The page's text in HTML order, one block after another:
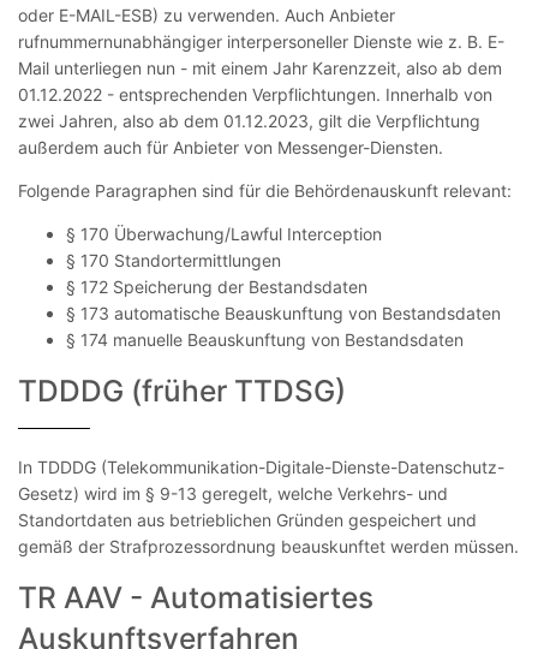
oder E-MAIL-ESB) zu verwenden. Auch Anbieter
rufnummernunabhängiger interpersoneller Dienste wie z. B. E-
Mail unterliegen nun - mit einem Jahr Karenzzeit, also ab dem
01.12.2022 - entsprechenden Verpflichtungen. Innerhalb von
zwei Jahren, also ab dem 01.12.2023, gilt die Verpflichtung
außerdem auch für Anbieter von Messenger-Diensten.
Folgende Paragraphen sind für die Behördenauskunft relevant:
§ 170 Überwachung/Lawful Interception
§ 170 Standortermittlungen
§ 172 Speicherung der Bestandsdaten
§ 173 automatische Beauskunftung von Bestandsdaten
§ 174 manuelle Beauskunftung von Bestandsdaten
TDDDG (früher TTDSG)
In TDDDG (Telekommunikation-Digitale-Dienste-Datenschutz-
Gesetz) wird im § 9-13 geregelt, welche Verkehrs- und
Standortdaten aus betrieblichen Gründen gespeichert und
gemäß der Strafprozessordnung beauskunftet werden müssen.
TR AAV - Automatisiertes
Auskunftsverfahren